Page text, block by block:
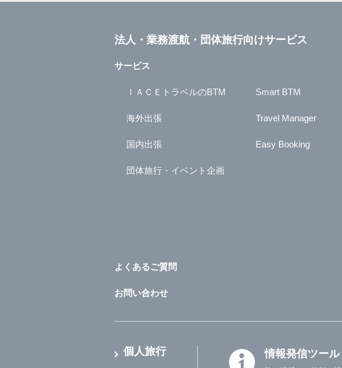
法人・業務渡航・団体旅行向けサービス
サービス
ＩＡＣＥトラベルのBTM
海外出張
国内出張
団体旅行・イベント企画
Smart BTM
Travel Manager
Easy Booking
よくあるご質問
お問い合わせ
個人旅行 情報発信ツール